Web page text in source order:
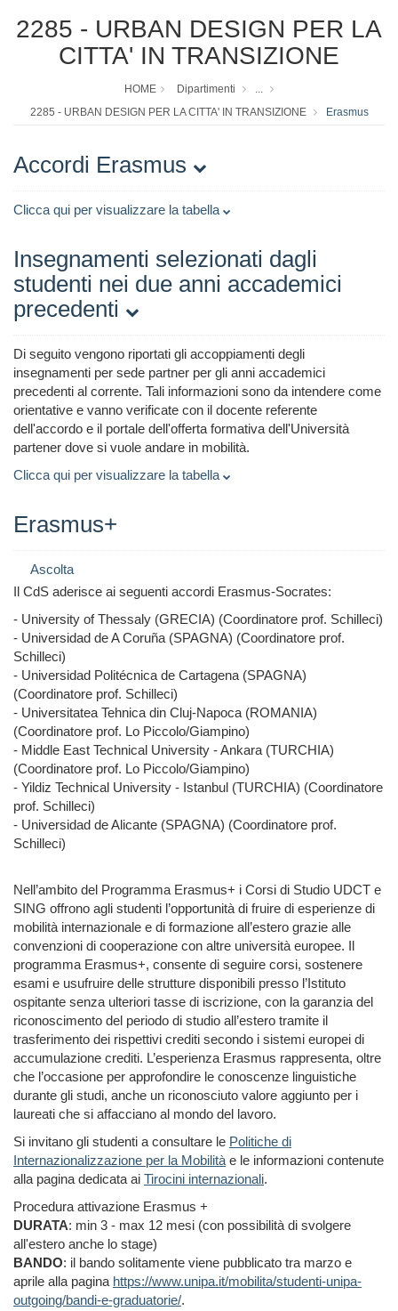
2285 - URBAN DESIGN PER LA
CITTA' IN TRANSIZIONE
HOME Dipartimenti
...
2285 - URBAN DESIGN PER LA CITTA' IN TRANSIZIONE
Erasmus
Accordi Erasmus
Clicca qui per visualizzare la tabella
Insegnamenti selezionati dagli
studenti nei due anni accademici
precedenti
Di seguito vengono riportati gli accoppiamenti degli
insegnamenti per sede partner per gli anni accademici
precedenti al corrente. Tali informazioni sono da intendere come
orientative e vanno verificate con il docente referente
dell'accordo e il portale dell'offerta formativa dell'Università
partener dove si vuole andare in mobilità.
Clicca qui per visualizzare la tabella
Erasmus+
Ascolta
Il CdS aderisce ai seguenti accordi Erasmus-Socrates:
- University of Thessaly (GRECIA) (Coordinatore prof. Schilleci)
- Universidad de A Coruña (SPAGNA) (Coordinatore prof.
Schilleci)
- Universidad Politécnica de Cartagena (SPAGNA)
(Coordinatore prof. Schilleci)
- Universitatea Tehnica din Cluj-Napoca (ROMANIA)
(Coordinatore prof. Lo Piccolo/Giampino)
- Middle East Technical University - Ankara (TURCHIA)
(Coordinatore prof. Lo Piccolo/Giampino)
- Yildiz Technical University - Istanbul (TURCHIA) (Coordinatore
prof. Schilleci)
- Universidad de Alicante (SPAGNA) (Coordinatore prof.
Schilleci)
Nell’ambito del Programma Erasmus+ i Corsi di Studio UDCT e
SING offrono agli studenti l’opportunità di fruire di esperienze di
mobilità internazionale e di formazione all’estero grazie alle
convenzioni di cooperazione con altre università europee. Il
programma Erasmus+, consente di seguire corsi, sostenere
esami e usufruire delle strutture disponibili presso l’Istituto
ospitante senza ulteriori tasse di iscrizione, con la garanzia del
riconoscimento del periodo di studio all’estero tramite il
trasferimento dei rispettivi crediti secondo i sistemi europei di
accumulazione crediti. L’esperienza Erasmus rappresenta, oltre
che l’occasione per approfondire le conoscenze linguistiche
durante gli studi, anche un riconosciuto valore aggiunto per i
laureati che si affacciano al mondo del lavoro.
Si invitano gli studenti a consultare le Politiche di
Internazionalizzazione per la Mobilitàe le informazioni contenute
alla pagina dedicata ai Tirocini internazionali.
Procedura attivazione Erasmus +
DURATA: min 3 - max 12 mesi (con possibilità di svolgere
all'estero anche lo stage)
BANDO: il bando solitamente viene pubblicato tra marzo e
aprile alla pagina https://www.unipa.it/mobilita/studenti-unipa-
outgoing/bandi-e-graduatorie/.